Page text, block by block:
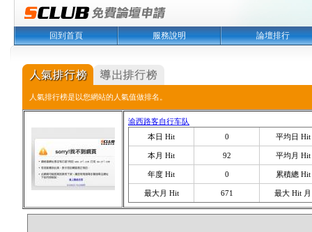
回到首頁 服務說明 論壇排行
人氣排行榜是以您網站的人氣值做排名。
渝西路客自行车队
本日 Hit
0 平均日 Hit
本月 Hit 92 平均月 Hit
年度 Hit 0 累積總 Hit
最大月 Hit 671 最大 Hit 月